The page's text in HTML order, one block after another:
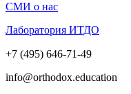
СМИ о нас
Лаборатория ИТДО
+7 (495) 646-71-49
info@orthodox.education